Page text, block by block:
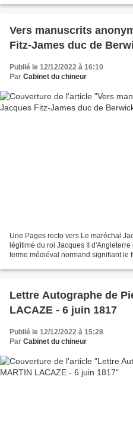
Vers manuscrits anonymes destinés à Jacques
Fitz-James duc de
Publié le 12/12/2022 à 16:10
Par Cabinet du chineur
Une Pages recto vers Le maréchal
légitimé du roi Jacques II d'Angleterre
terme médiéval normand signifiant le
Lettre Autographe de
LACAZE - 6 juin 1817
Publié le 12/12/2022 à 15:28
Par Cabinet du chineur